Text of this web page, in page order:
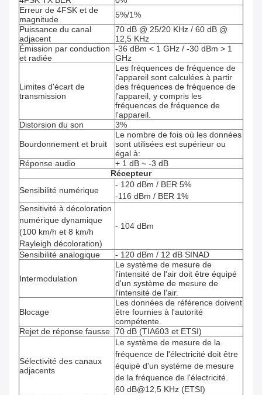
Erreur de 4FSK et de
magnitude
5%/1%
Puissance du canal
adjacent
70 dB @ 25/20 KHz / 60 dB @
12,5 KHz
Émission par conduction
et radiée
-36 dBm < 1 GHz / -30 dBm > 1
GHz
Limites d'écart de
transmission
Les fréquences de fréquence de
l'appareil sont calculées à partir
des fréquences de fréquence de
l'appareil, y compris les
fréquences de fréquence de
l'appareil.
Distorsion du son
3%
Bourdonnement et bruit
Le nombre de fois où les données
sont utilisées est supérieur ou
égal à:
Réponse audio
+ 1 dB ~ -3 dB
Récepteur
Sensibilité numérique
- 120 dBm / BER 5%
-116 dBm / BER 1%
Sensitivité à décoloration
numérique dynamique
(100 km/h et 8 km/h
Rayleigh décoloration)
- 104 dBm
Sensibilité analogique - 120 dBm / 12 dB SINAD
Intermodulation
Le système de mesure de
l'intensité de l'air doit être équipé
d'un système de mesure de
l'intensité de l'air.
Blocage
Les données de référence doivent
être fournies à l'autorité
compétente.
Rejet de réponse fausse 70 dB (TIA603 et ETSI)
Sélectivité des canaux
adjacents
Le système de mesure de la
fréquence de l'électricité doit être
équipé d'un système de mesure
de la fréquence de l'électricité.
60 dB@12,5 KHz (ETSI)